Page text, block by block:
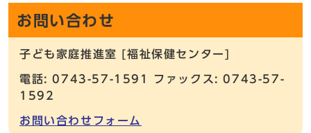
お問い合わせ
子ども家庭推進室 [福祉保健センター]
電話: 0743-57-1591 ファックス: 0743-57-
1592
お問い合わせフォーム